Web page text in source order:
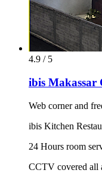
4.9 / 5
ibis Makassar
Web corner and
ibis Kitchen
24 Hours room
CCTV covered all